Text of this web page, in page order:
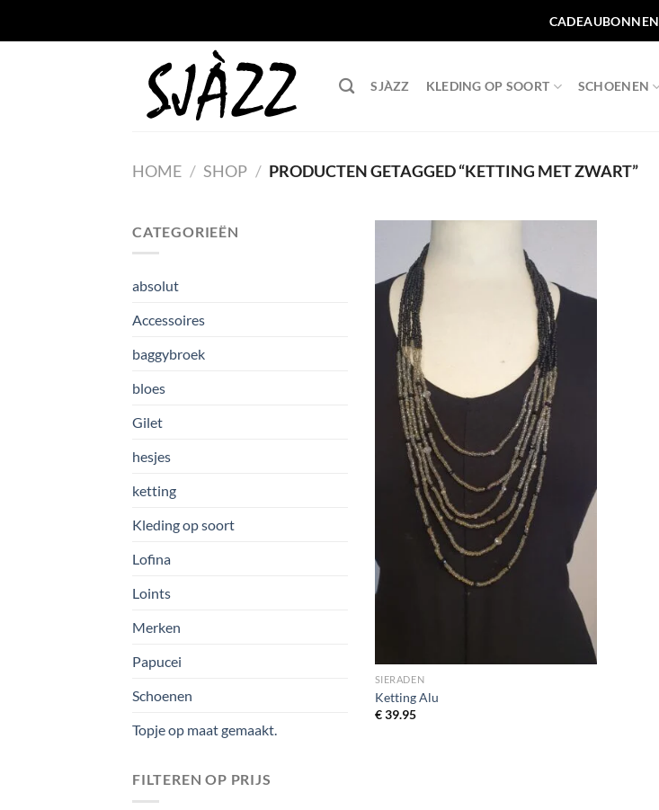
CADEAUBONNEN
SJÀZZ KLEDING OP SOORT SCHOENEN
HOME / SHOP / PRODUCTEN GETAGGED “KETTING MET ZWART”
CATEGORIEËN
absolut
Accessoires
baggybroek
bloes
Gilet
hesjes
ketting
Kleding op soort
Lofina
Loints
Merken
Papucei
Schoenen
Topje op maat gemaakt.
FILTEREN OP PRIJS
Toevoegen
aan
wenslijst
SIERADEN
Ketting Alu
€39.95